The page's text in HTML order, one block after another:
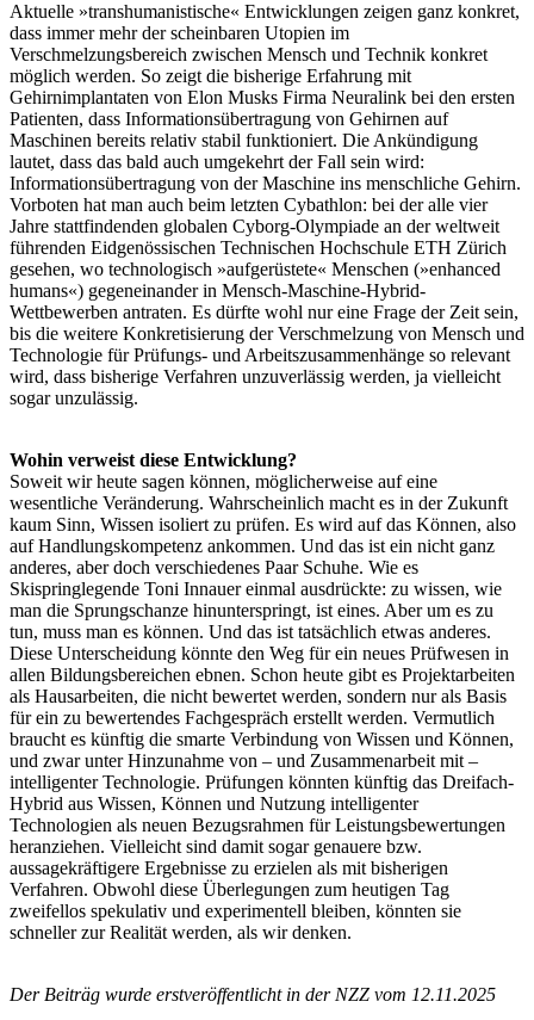
Aktuelle »transhumanistische« Entwicklungen zeigen ganz konkret,
dass immer mehr der scheinbaren Utopien im
Verschmelzungsbereich zwischen Mensch und Technik konkret
möglich werden. So zeigt die bisherige Erfahrung mit
Gehirnimplantaten von Elon Musks Firma Neuralink bei den ersten
Patienten, dass Informationsübertragung von Gehirnen auf
Maschinen bereits relativ stabil funktioniert. Die Ankündigung
lautet, dass das bald auch umgekehrt der Fall sein wird:
Informationsübertragung von der Maschine ins menschliche Gehirn.
Vorboten hat man auch beim letzten Cybathlon: bei der alle vier
Jahre stattfindenden globalen Cyborg-Olympiade an der weltweit
führenden Eidgenössischen Technischen Hochschule ETH Zürich
gesehen, wo technologisch »aufgerüstete« Menschen (»enhanced
humans«) gegeneinander in Mensch-Maschine-Hybrid-
Wettbewerben antraten. Es dürfte wohl nur eine Frage der Zeit sein,
bis die weitere Konkretisierung der Verschmelzung von Mensch und
Technologie für Prüfungs- und Arbeitszusammenhänge so relevant
wird, dass bisherige Verfahren unzuverlässig werden, ja vielleicht
sogar unzulässig.
Wohin verweist diese Entwicklung?
Soweit wir heute sagen können, möglicherweise auf eine
wesentliche Veränderung. Wahrscheinlich macht es in der Zukunft
kaum Sinn, Wissen isoliert zu prüfen. Es wird auf das Können, also
auf Handlungskompetenz ankommen. Und das ist ein nicht ganz
anderes, aber doch verschiedenes Paar Schuhe. Wie es
Skispringlegende Toni Innauer einmal ausdrückte: zu wissen, wie
man die Sprungschanze hinunterspringt, ist eines. Aber um es zu
tun, muss man es können. Und das ist tatsächlich etwas anderes.
Diese Unterscheidung könnte den Weg für ein neues Prüfwesen in
allen Bildungsbereichen ebnen. Schon heute gibt es Projektarbeiten
als Hausarbeiten, die nicht bewertet werden, sondern nur als Basis
für ein zu bewertendes Fachgespräch erstellt werden. Vermutlich
braucht es künftig die smarte Verbindung von Wissen und Können,
und zwar unter Hinzunahme von – und Zusammenarbeit mit –
intelligenter Technologie. Prüfungen könnten künftig das Dreifach-
Hybrid aus Wissen, Können und Nutzung intelligenter
Technologien als neuen Bezugsrahmen für Leistungsbewertungen
heranziehen. Vielleicht sind damit sogar genauere bzw.
aussagekräftigere Ergebnisse zu erzielen als mit bisherigen
Verfahren. Obwohl diese Überlegungen zum heutigen Tag
zweifellos spekulativ und experimentell bleiben, könnten sie
schneller zur Realität werden, als wir denken.
Der Beiträg wurde erstveröffentlicht in der NZZ vom 12.11.2025